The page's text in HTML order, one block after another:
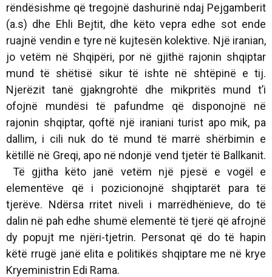
rëndësishme që tregojnë dashurinë ndaj Pejgamberit
(a.s) dhe Ehli Bejtit, dhe këto vepra edhe sot ende
ruajnë vendin e tyre në kujtesën kolektive. Një iranian,
jo vetëm në Shqipëri, por në gjithë rajonin shqiptar
mund të shëtisë sikur të ishte në shtëpinë e tij.
Njerëzit tanë gjakngrohtë dhe mikpritës mund t’i
ofojnë mundësi të pafundme që disponojnë në
rajonin shqiptar, qoftë një iraniani turist apo mik, pa
dallim, i cili nuk do të mund të marrë shërbimin e
këtillë në Greqi, apo në ndonjë vend tjetër të Ballkanit.
Të gjitha këto janë vetëm një pjesë e vogël e
elementëve që i pozicionojnë shqiptarët para të
tjerëve. Ndërsa rritet niveli i marrëdhënieve, do të
dalin në pah edhe shumë elementë të tjerë që afrojnë
dy popujt me njëri-tjetrin. Personat që do të hapin
këtë rrugë janë elita e politikës shqiptare me në krye
Kryeministrin Edi Rama.